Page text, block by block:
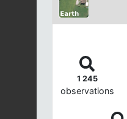
1 245
observations